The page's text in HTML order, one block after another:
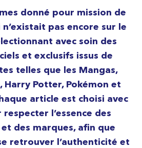
donné pour mission de
pas encore sur le
avec soin des
et exclusifs issus de
telles que les Mangas,
Harry Potter, Pokémon et
article est choisi avec
l’essence des
des marques, afin que
retrouver l’authenticité et